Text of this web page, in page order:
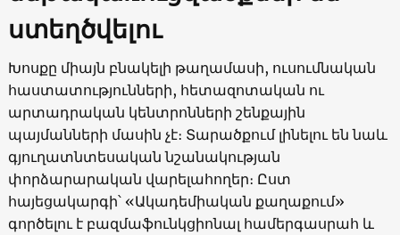
ստեղծվելու
Խոսքը միայն բնակելի թաղամասի, ուսումնական
հաստատությունների, հետազոտական ու
արտադրական կենտրոնների շենքային
պայմանների մասին չէ։ Տարածքում լինելու են նաև
գյուղատնտեսական նշանակության
փորձարարական վարելահողեր։ Ըստ
հայեցակարգի՝ «Ակադեմիական քաղաքում»
գործելու է բազմաֆունկցիոնալ համերգասրահ և